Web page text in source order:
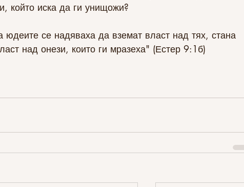
който иска да ги унищожи?
юдеите се надяваха да вземат власт над тях, стана
над онези, които ги мразеха" (Естер 9:1б)